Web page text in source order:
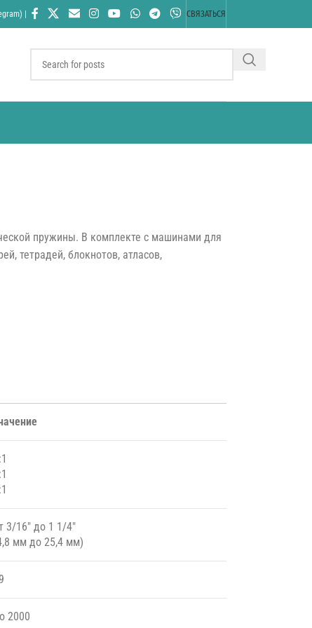
| СВЯЗАТЬСЯ
пружины. В комплекте с машинами для
тетрадей, блокнотов, атласов,
3/16″ до 1 1/4″
мм до 25,4 мм)
2000